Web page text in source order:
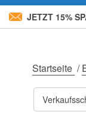
JETZT 15%
Startseite /